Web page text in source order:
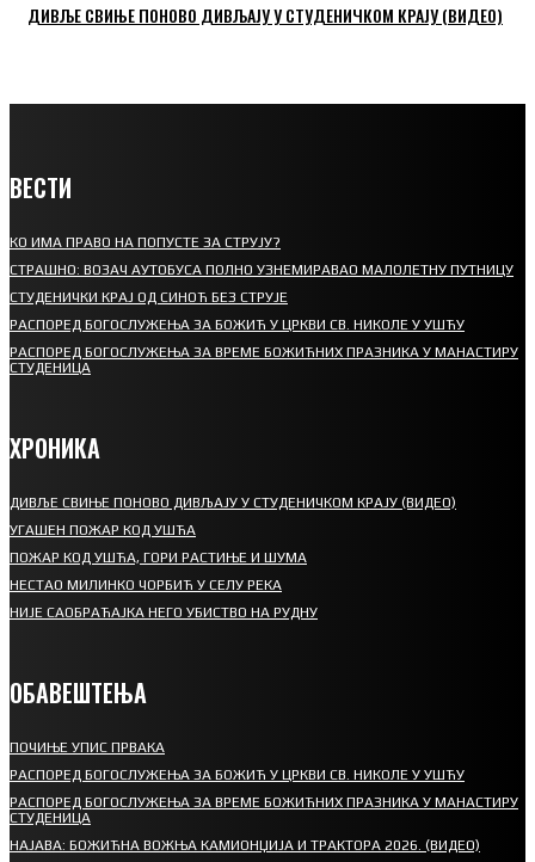
ДИВЉЕ СВИЊЕ ПОНОВО ДИВЉАЈУ У СТУДЕНИЧКОМ КРАЈУ (ВИДЕО)
ВЕСТИ
КО ИМА ПРАВО НА ПОПУСТЕ ЗА СТРУЈУ?
СТРАШНО: ВОЗАЧ АУТОБУСА ПОЛНО УЗНЕМИРАВАО МАЛОЛЕТНУ ПУТНИЦУ
СТУДЕНИЧКИ КРАЈ ОД СИНОЋ БЕЗ СТРУЈЕ
РАСПОРЕД БОГОСЛУЖЕЊА ЗА БОЖИЋ У ЦРКВИ СВ. НИКОЛЕ У УШЋУ
РАСПОРЕД БОГОСЛУЖЕЊА ЗА ВРЕМЕ БОЖИЋНИХ ПРАЗНИКА У МАНАСТИРУ
СТУДЕНИЦА
ХРОНИКА
ДИВЉЕ СВИЊЕ ПОНОВО ДИВЉАЈУ У СТУДЕНИЧКОМ КРАЈУ (ВИДЕО)
УГАШЕН ПОЖАР КОД УШЋА
ПОЖАР КОД УШЋА, ГОРИ РАСТИЊЕ И ШУМА
НЕСТАО МИЛИНКО ЧОРБИЋ У СЕЛУ РЕКА
НИЈЕ САОБРАЋАЈКА НЕГО УБИСТВО НА РУДНУ
ОБАВЕШТЕЊА
ПОЧИЊЕ УПИС ПРВАКА
РАСПОРЕД БОГОСЛУЖЕЊА ЗА БОЖИЋ У ЦРКВИ СВ. НИКОЛЕ У УШЋУ
РАСПОРЕД БОГОСЛУЖЕЊА ЗА ВРЕМЕ БОЖИЋНИХ ПРАЗНИКА У МАНАСТИРУ
СТУДЕНИЦА
НАЈАВА: БОЖИЋНА ВОЖЊА КАМИОНЏИЈА И ТРАКТОРА 2026. (ВИДЕО)